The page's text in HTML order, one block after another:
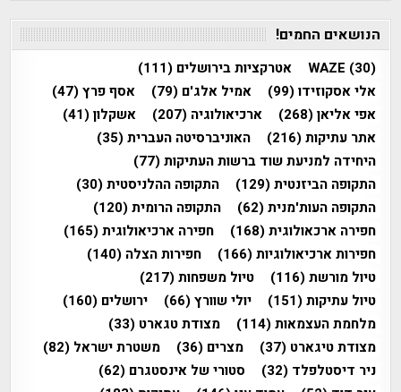
הנושאים החמים!
WAZE (30) אטרקציות בירושלים (111)
אלי אסקוזידו(99) אמיל אלג'ם (79) אסף פרץ(47)
אפי אליאן(268) ארכיאולוגיה (207) אשקלון(41)
אתר עתיקות(216) האוניברסיטה העברית(35)
היחידה למניעת שוד ברשות העתיקות(77)
התקופה הביזנטית(129) התקופה ההלניסטית(30)
התקופה העות'מנית(62) התקופה הרומית(120)
חפירה ארכאולוגית(168) חפירה ארכיאולוגית(165)
חפירות ארכיאולוגיות(166) חפירות הצלה (140)
טיול מורשת(116) טיול משפחות(217)
טיול עתיקות(151) יולי שוורץ(66) ירושלים (160)
מלחמת העצמאות(114) מצודת טגארט (33)
מצודת טיגארט (37) מצרים (36) משטרת ישראל (82)
ניר דיסטלפלד (32) סטורי של אינסטגרם (62)